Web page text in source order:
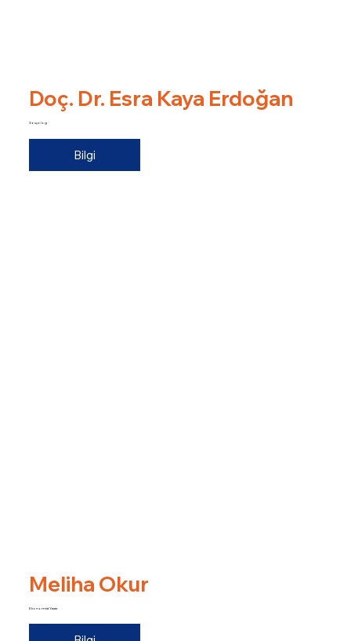
Doç. Dr. Esra Kaya Erdoğan
Sosyolog
Bilgi
Meliha Okur
Ekonomist Yazar